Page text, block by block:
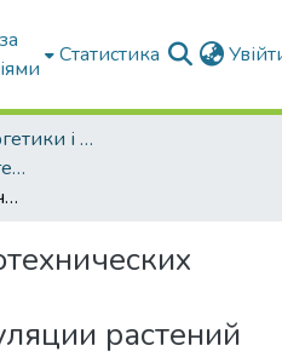
Статистика
Факультет Енергетики і комп'ютерних технологій
Кафедра Електроенергетики і електротехнологій
Влияние электротехнических методов при электробиостимуляции растений
растений